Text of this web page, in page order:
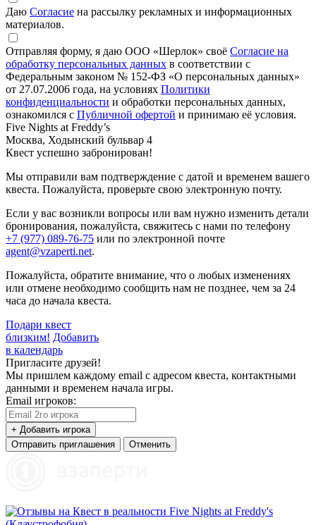
Даю Согласие на рассылку рекламных и информационных
материалов.
Отправляя форму, я даю ООО «Шерлок» своё Согласие на
обработку персональных данных в соответствии с
Федеральным законом № 152-ФЗ «О персональных данных»
от 27.07.2006 года, на условиях Политики
конфиденциальности и обработки персональных данных,
ознакомился с Публичной офертой и принимаю её условия.
Five Nights at Freddy’s
Москва, Ходынский бульвар 4
Квест успешно забронирован!
Мы отправили вам подтверждение с датой и временем вашего
квеста. Пожалуйста, проверьте свою электронную почту.
Если у вас возникли вопросы или вам нужно изменить детали
бронирования, пожалуйста, свяжитесь с нами по телефону
+7 (977) 089-76-75 или по электронной почте
agent@vzaperti.net.
Пожалуйста, обратите внимание, что о любых изменениях
или отмене необходимо сообщить нам не позднее, чем за 24
часа до начала квеста.
Подари квест
близким! Добавить
в календарь
Пригласите друзей!
Мы пришлем каждому email с адресом квеста, контактными
данными и временем начала игры.
Email игроков:
+ Добавить игрока
Отправить приглашения
Отменить